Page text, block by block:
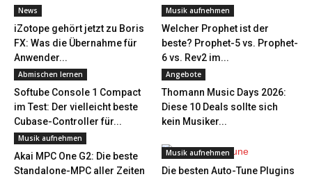
News
iZotope gehört jetzt zu Boris
FX: Was die Übernahme für
Anwender...
Musik aufnehmen
Welcher Prophet ist der
beste? Prophet-5 vs. Prophet-
6 vs. Rev2 im...
Abmischen lernen
Softube Console 1 Compact
im Test: Der vielleicht beste
Cubase-Controller für...
Angebote
Thomann Music Days 2026:
Diese 10 Deals sollte sich
kein Musiker...
Musik aufnehmen
Akai MPC One G2: Die beste
Standalone-MPC aller Zeiten
Musik aufnehmen
Die besten Auto-Tune Plugins